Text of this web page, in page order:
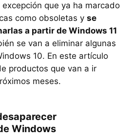
que ya ha marcado
como obsoletas y se
a partir de Windows 11
se van a eliminar algunas
10. En este artículo
productos que van a ir
meses.
Windows